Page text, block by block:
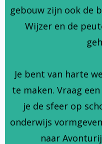
gebouw zijn ook de
Wijzer en de
Je bent van harte
te maken. Vraag een
je de sfeer op
onderwijs
naar